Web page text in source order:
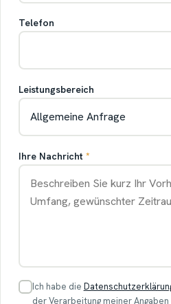
Telefon
Leistungsbereich
Ihre Nachricht *
Ich habe die
der Verarbeitung meiner